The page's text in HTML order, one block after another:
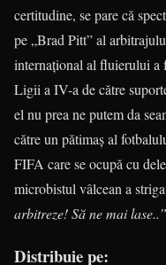
certitudine, se pare că
pe „Brad Pitt” al
internaţional al fluierului a
Ligii a IV-a de către
el nu prea ne putem da
către un pătimaş al
FIFA care se ocupă cu
microbistul vâlcean a
arbitreze! Să ne mai lase..”
Distribuie pe: